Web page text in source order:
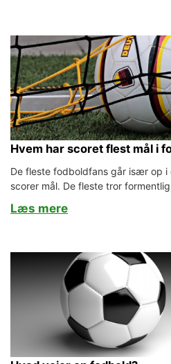
Hvem har scoret flest mål i
De fleste fodboldfans går især op i
scorer mål. De fleste tror
Læs mere